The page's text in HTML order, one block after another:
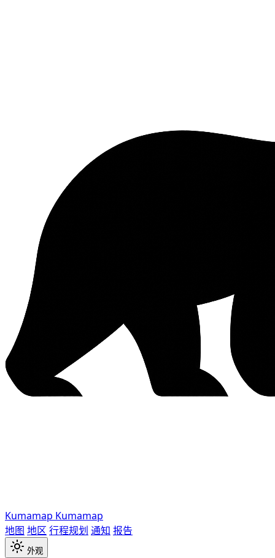
Kumamap Kumamap
地图 地区 行程规划 通知 报告
外观